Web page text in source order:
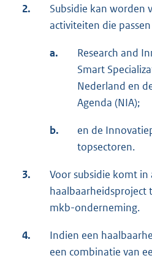
2.
Subsidie kan worden
activiteiten die
a.
Research and
Smart
Nederland en
Agenda (NIA);
b.
en de
topsectoren.
3.
Voor subsidie komt
haalbaarheidsproject
mkb-onderneming.
4.
Indien een
een combinatie van